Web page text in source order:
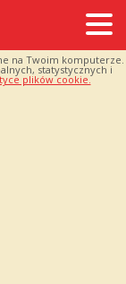
na Twoim komputerze.
statystycznych i
plików cookie.